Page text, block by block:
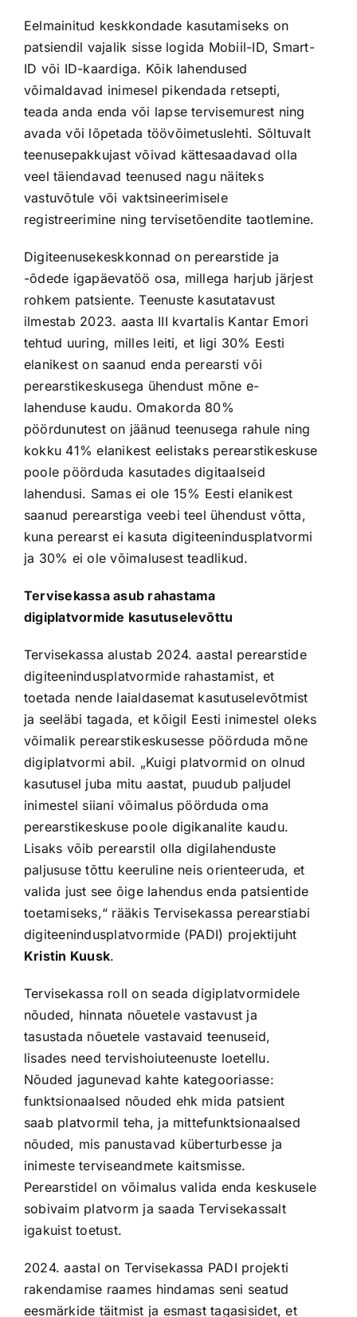
Eelmainitud keskkondade kasutamiseks on
patsiendil vajalik sisse logida Mobiil-ID, Smart-
ID või ID-kaardiga. Kõik lahendused
võimaldavad inimesel pikendada retsepti,
teada anda enda või lapse tervisemurest ning
avada või lõpetada töövõimetuslehti. Sõltuvalt
teenusepakkujast võivad kättesaadavad olla
veel täiendavad teenused nagu näiteks
vastuvõtule või vaktsineerimisele
registreerimine ning tervisetõendite taotlemine.
Digiteenusekeskkonnad on perearstide ja
-õdede igapäevatöö osa, millega harjub järjest
rohkem patsiente. Teenuste kasutatavust
ilmestab 2023. aasta III kvartalis Kantar Emori
tehtud uuring, milles leiti, et ligi 30% Eesti
elanikest on saanud enda perearsti või
perearstikeskusega ühendust mõne e-
lahenduse kaudu. Omakorda 80%
pöördunutest on jäänud teenusega rahule ning
kokku 41% elanikest eelistaks perearstikeskuse
poole pöörduda kasutades digitaalseid
lahendusi. Samas ei ole 15% Eesti elanikest
saanud perearstiga veebi teel ühendust võtta,
kuna perearst ei kasuta digiteenindusplatvormi
ja 30% ei ole võimalusest teadlikud.
Tervisekassa asub rahastama
digiplatvormide kasutuselevõttu
Tervisekassa alustab 2024. aastal perearstide
digiteenindusplatvormide rahastamist, et
toetada nende laialdasemat kasutuselevõtmist
ja seeläbi tagada, et kõigil Eesti inimestel oleks
võimalik perearstikeskusesse pöörduda mõne
digiplatvormi abil. „Kuigi platvormid on olnud
kasutusel juba mitu aastat, puudub paljudel
inimestel siiani võimalus pöörduda oma
perearstikeskuse poole digikanalite kaudu.
Lisaks võib perearstil olla digilahenduste
paljususe tõttu keeruline neis orienteeruda, et
valida just see õige lahendus enda patsientide
toetamiseks,“ rääkis Tervisekassa perearstiabi
digiteenindusplatvormide (PADI) projektijuht
Kristin Kuusk.
Tervisekassa roll on seada digiplatvormidele
nõuded, hinnata nõuetele vastavust ja
tasustada nõuetele vastavaid teenuseid,
lisades need tervishoiuteenuste loetellu.
Nõuded jagunevad kahte kategooriasse:
funktsionaalsed nõuded ehk mida patsient
saab platvormil teha, ja mittefunktsionaalsed
nõuded, mis panustavad küberturbesse ja
inimeste terviseandmete kaitsmisse.
Perearstidel on võimalus valida enda keskusele
sobivaim platvorm ja saada Tervisekassalt
igakuist toetust.
2024. aastal on Tervisekassa PADI projekti
rakendamise raames hindamas seni seatud
eesmärkide täitmist ja esmast tagasisidet, et